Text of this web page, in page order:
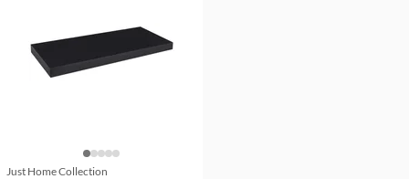
Just Home Collection